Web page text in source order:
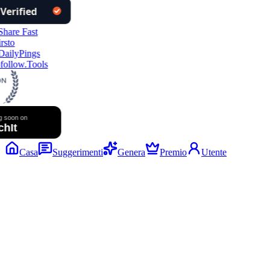
Casa Suggerimenti Genera Premio Utente